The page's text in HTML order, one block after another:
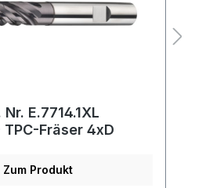
E.7714.1XL
TPC-Fräser 4xD
Zum Produkt